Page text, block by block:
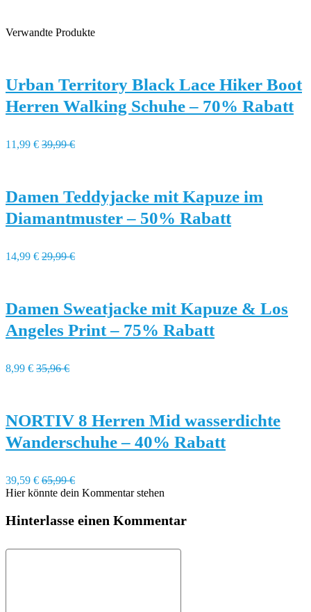
Verwandte Produkte
Urban Territory Black Lace Hiker Boot
Herren Walking Schuhe – 70% Rabatt
11,99 € 39,99 €
Damen Teddyjacke mit Kapuze im
Diamantmuster – 50% Rabatt
14,99 € 29,99 €
Damen Sweatjacke mit Kapuze & Los
Angeles Print – 75% Rabatt
8,99 € 35,96 €
NORTIV 8 Herren Mid wasserdichte
Wanderschuhe – 40% Rabatt
39,59 € 65,99 €
Hier könnte dein Kommentar stehen
Hinterlasse einen Kommentar